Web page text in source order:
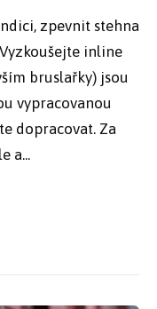
zpevnit stehna
inline
bruslařky) jsou
vypracovanou
dopracovat. Za
a...